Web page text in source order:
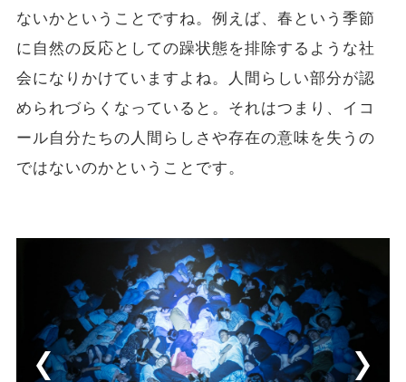
ないかということですね。例えば、春という季節
に自然の反応としての躁状態を排除するような社
会になりかけていますよね。人間らしい部分が認
められづらくなっていると。それはつまり、イコ
ール自分たちの人間らしさや存在の意味を失うの
ではないのかということです。